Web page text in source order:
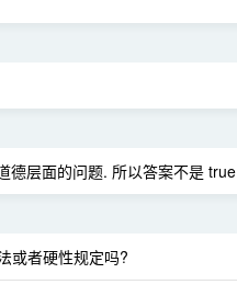
德层面的问题. 所以答案不是 true
或者硬性规定吗?